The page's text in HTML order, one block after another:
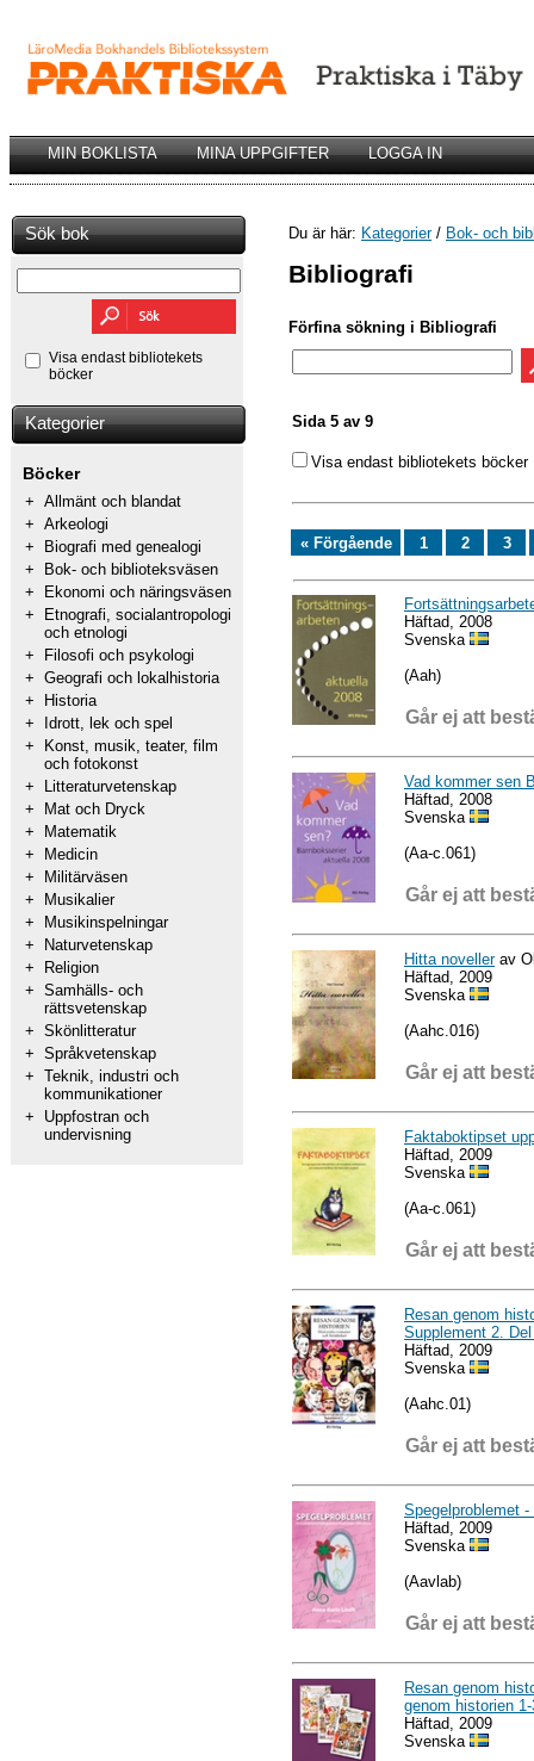
MIN BOKLISTA MINA UPPGIFTER LOGGA IN
Sök bok
Visa endast bibliotekets
böcker
Kategorier
Böcker
+ Allmänt och blandat
+ Arkeologi
+
Biografi med genealogi
+
Bok- och biblioteksväsen
+
Ekonomi och näringsväsen
+
Etnografi, socialantropologi
och etnologi
+
Filosofi och psykologi
+ Geografi och lokalhistoria
+
Historia
+
Idrott, lek och spel
+
Konst, musik, teater, film
och fotokonst
+
Litteraturvetenskap
+
Mat och Dryck
+
Matematik
+
Medicin
+
Militärväsen
+
Musikalier
+
Musikinspelningar
+
Naturvetenskap
+
Religion
+ Samhälls- och
rättsvetenskap
+ Skönlitteratur
+ Språkvetenskap
+ Teknik, industri och
kommunikationer
+
Uppfostran och
undervisning
Du är här: Kategorier/ Bok- och
Bibliografi
Förfina sökning i Bibliografi
Sida 5 av 9
Visa endast bibliotekets böcker
« Förgående 1 2 3
Häftad, 2008
Svenska
(Aah)
Går ej att
Vad kommer sen
Häftad, 2008
Svenska
(Aa-c.061)
Går ej att
Hitta novellerav
Häftad, 2009
Svenska
(Aahc.016)
Går ej att
Faktaboktipset
Häftad, 2009
Svenska
(Aa-c.061)
Går ej att
Resan genom
Supplement 2.
Häftad, 2009
Svenska
(Aahc.01)
Går ej att
Spegelproblemet
Häftad, 2009
Svenska
(Aavlab)
Går ej att
Resan genom
genom historien
Häftad, 2009
Svenska